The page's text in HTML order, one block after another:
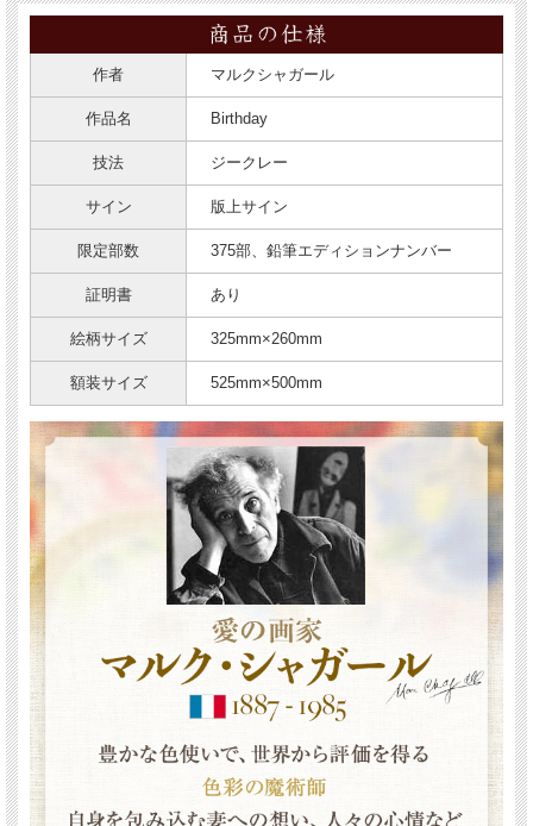
作者 マルクシャガール
作品名 Birthday
技法 ジークレー
サイン 版上サイン
限定部数 375部、鉛筆エディションナンバー
証明書 あり
絵柄サイズ 325mm×260mm
額装サイズ 525mm×500mm